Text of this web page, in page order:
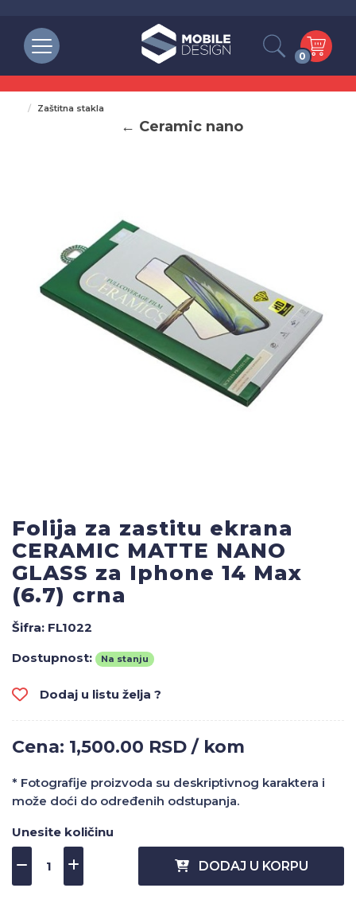
0
Zaštitna stakla
← Ceramic nano
Folija za zastitu ekrana
CERAMIC MATTE NANO
GLASS za Iphone 14 Max
(6.7) crna
Šifra: FL1022
Dostupnost:
Na stanju
Dodaj u listu želja ?
Cena: 1,500.00 RSD / kom
* Fotografije proizvoda su deskriptivnog karaktera i
može doći do određenih odstupanja.
Unesite količinu
DODAJ U KORPU